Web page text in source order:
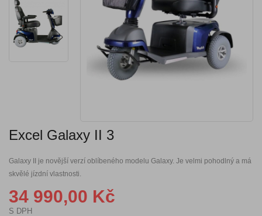
Excel Galaxy II 3
Galaxy II je novější verzí oblíbeného modelu Galaxy. Je velmi pohodlný a má
skvělé jízdní vlastnosti.
34 990,00 Kč
S DPH